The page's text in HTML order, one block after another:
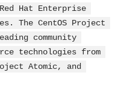
Hat Enterprise
The CentOS Project
community
technologies from
Atomic, and